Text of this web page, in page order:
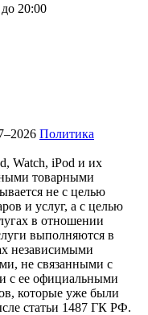
20:00
Политика
Watch, iPod и их
товарными
не с целью
и услуг, а с целью
в отношении
выполняются в
независимыми
не связанными с
с ее официальными
которые уже были
статьи 1487 ГК РФ.